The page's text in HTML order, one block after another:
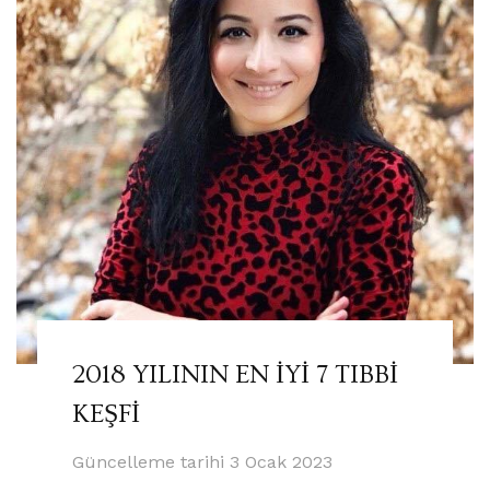
2018 YILININ EN İYİ 7 TIBBİ
KEŞFİ
Güncelleme tarihi 3 Ocak 2023